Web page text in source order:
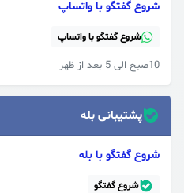
شروع گفتگو با واتساپ
شروع گفتگو با واتساپ
10صبح الی 5 بعد از ظهر
پشتیبانی بله
شروع گفتگو با بله
شروع گفتگو